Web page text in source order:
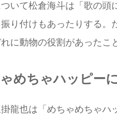
いて松倉海⽃は「歌の頭
り付けもあったりする。
に動物の役割があったこ
めちゃハッピー
⿓也は「めちゃめちゃハ